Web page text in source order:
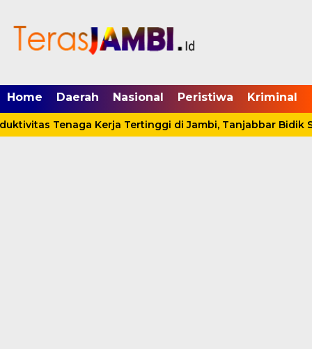
Home Daerah Nasional Peristiwa Kriminal
Tenaga Kerja Tertinggi di Jambi, Tanjabbar Bidik